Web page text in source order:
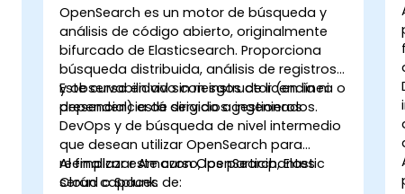
OpenSearch es un motor de búsqueda y
análisis de código abierto, originalmente
bifurcado de Elasticsearch. Proporciona
búsqueda distribuida, análisis de registros
y observabilidad sin riesgos de licencia ni
dependencia de servicios gestionados.
Este curso en vivo con instructor (en línea o
presencial) está dirigido a ingenieros
DevOps y de búsqueda de nivel intermedio
que desean utilizar OpenSearch para
reemplazar Amazon OpenSearch, Elastic
Cloud o Splunk.
Al finalizar este curso, los participantes
serán capaces de: